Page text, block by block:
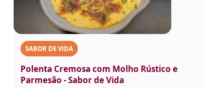
SABOR DE VIDA
Polenta Cremosa com Molho Rústico e
Parmesão - Sabor de Vida